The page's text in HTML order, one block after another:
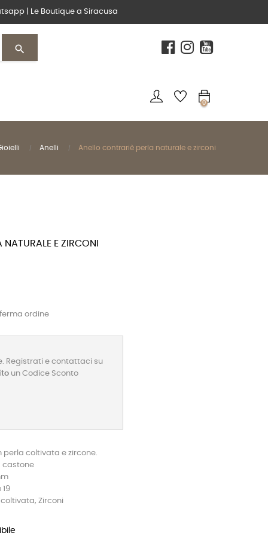
Le Boutique a Siracusa
search
0
Anelli Anello contrariè perla naturale e zirconi
E ZIRCONI
ordine
Registrati e contattaci su
un Codice Sconto
perla coltivata e zircone.
castone
19
coltivata, Zirconi